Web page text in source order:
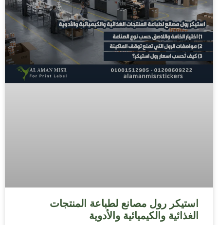
استيكر رول مصانع لطباعة المنتجات
الغذائية والكيميائية والأدوية